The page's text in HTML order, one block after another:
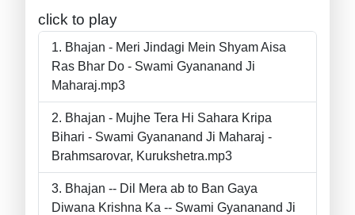
click to play
Bhajan - Meri Jindagi Mein Shyam Aisa
Ras Bhar Do - Swami Gyananand Ji
Maharaj.mp3
Bhajan - Mujhe Tera Hi Sahara Kripa
Bihari - Swami Gyananand Ji Maharaj -
Brahmsarovar, Kurukshetra.mp3
Bhajan -- Dil Mera ab to Ban Gaya
Diwana Krishna Ka -- Swami Gyananand Ji